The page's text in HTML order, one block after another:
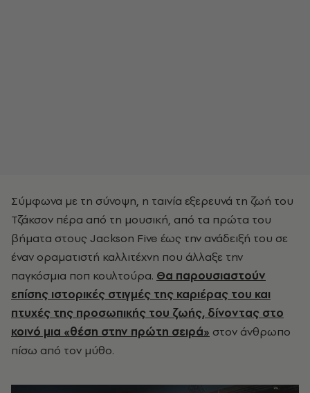
Σύμφωνα με τη σύνοψη, η ταινία εξερευνά τη ζωή του
Τζάκσον πέρα από τη μουσική, από τα πρώτα του
βήματα στους Jackson Five έως την ανάδειξή του σε
έναν οραματιστή καλλιτέχνη που άλλαξε την
παγκόσμια ποπ κουλτούρα. Θα παρουσιαστούν
επίσης ιστορικές στιγμές της καριέρας του και
πτυχές της προσωπικής του ζωής, δίνοντας στο
κοινό μια «θέση στην πρώτη σειρά» στον άνθρωπο
πίσω από τον μύθο.